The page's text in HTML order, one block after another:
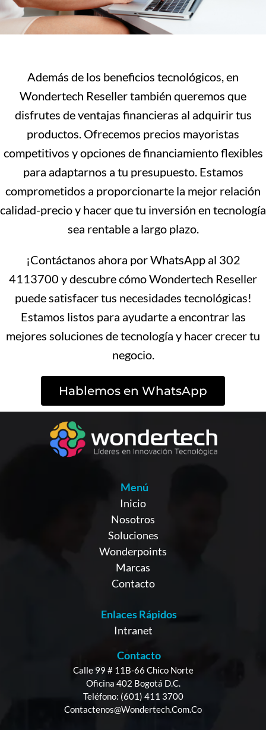
Además de los beneficios tecnológicos, en
Wondertech Reseller también queremos que
disfrutes de ventajas financieras al adquirir tus
productos. Ofrecemos precios mayoristas
competitivos y opciones de financiamiento flexibles
para adaptarnos a tu presupuesto. Estamos
comprometidos a proporcionarte la mejor relación
calidad-precio y hacer que tu inversión en tecnología
sea rentable a largo plazo.
¡Contáctanos ahora por WhatsApp al 302
4113700 y descubre cómo Wondertech Reseller
puede satisfacer tus necesidades tecnológicas!
Estamos listos para ayudarte a encontrar las
mejores soluciones de tecnología y hacer crecer tu
negocio.
Hablemos en WhatsApp
Menú
Inicio
Nosotros
Soluciones
Wonderpoints
Marcas
Contacto
Enlaces Rápidos
Intranet
Contacto
Calle 99 # 11B-66 Chico Norte
Oficina 402 Bogotá D.C.
Teléfono: (601) 411 3700
Contactenos@wondertech.com.co